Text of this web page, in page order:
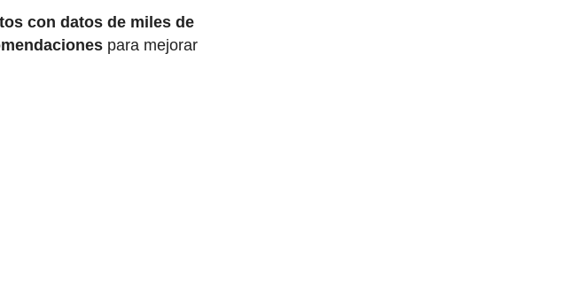
con datos de miles de
para mejorar